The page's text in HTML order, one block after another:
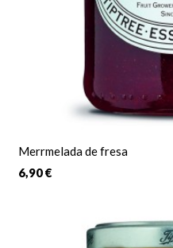
Merrmelada de fresa
6,90 €